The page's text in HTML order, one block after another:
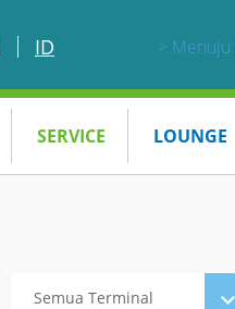
ID > Menuju
SERVICE LOUNGE
Semua Terminal